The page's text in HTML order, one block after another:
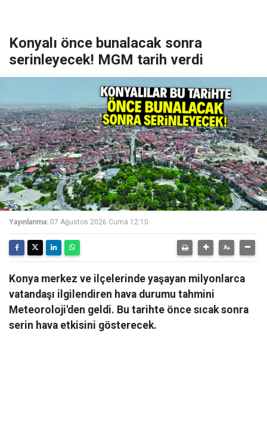
Konyalı önce bunalacak sonra
serinleyecek! MGM tarih verdi
Yayınlanma: 07 Ağustos 2026 Cuma 12:10
Konya merkez ve ilçelerinde yaşayan milyonlarca
vatandaşı ilgilendiren hava durumu tahmini
Meteoroloji'den geldi. Bu tarihte önce sıcak sonra
serin hava etkisini gösterecek.